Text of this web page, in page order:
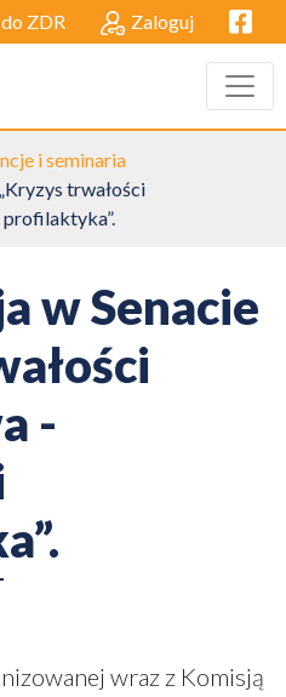
ZDR Zaloguj
i seminaria
trwałości
profilaktyka”.
w Senacie
-
wraz z Komisją